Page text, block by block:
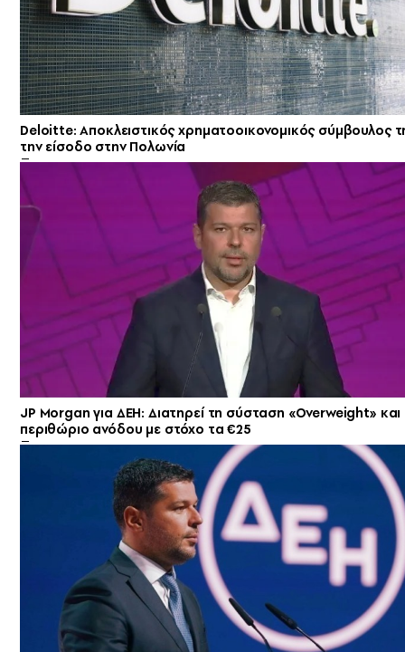
Deloitte: Αποκλειστικός χρηματοοικονομικός σύμβουλος
την είσοδο στην Πολωνία
JP Morgan για ΔΕΗ: Διατηρεί τη σύσταση «Overweight» και
περιθώριο ανόδου με στόχο τα €25